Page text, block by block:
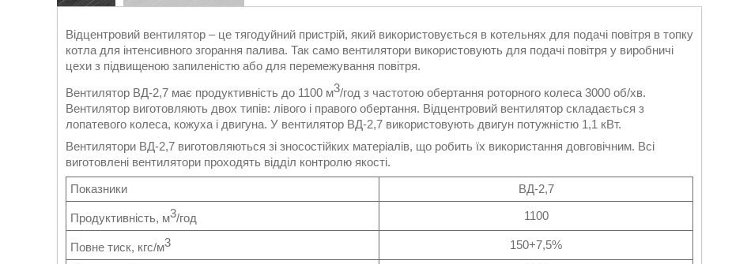
Відцентровий вентилятор – це тягодуйний пристрій, який використовується в котельнях для подачі повітря в топку
котла для інтенсивного згорання палива. Так само вентилятори використовують для подачі повітря у виробничі
цехи з підвищеною запиленістю або для перемежування повітря.
Вентилятор ВД-2,7 має продуктивність до 1100 м3/год з частотою обертання роторного колеса 3000 об/хв.
Вентилятор виготовляють двох типів: лівого і правого обертання. Відцентровий вентилятор складається з
лопатевого колеса, кожуха і двигуна. У вентилятор ВД-2,7 використовують двигун потужністю 1,1 кВт.
Вентилятори ВД-2,7 виготовляються зі зносостійких матеріалів, що робить їх використання довговічним. Всі
виготовлені вентилятори проходять відділ контролю якості.
Показники
ВД-2,7
Продуктивність, м3/год 1100
Повне тиск, кгс/м3
150+7,5%